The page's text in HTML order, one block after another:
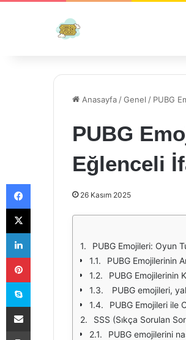
Anasayfa /Genel / PUBG
PUBG
Eğlenceli
26 Kasım 2025
PUBG Emojileri: Oyun
PUBG Emojilerinin
PUBG Emojilerinin
PUBG emojileri, yalnızca iletişim aracı olmanın ötesinde, oyun deneyimini eğlenceli hale getiren unsurlardır. İşte bu eğlenceli yanlardan bazıları: - **Yaratıcılık**: Oyuncular, emojileri farklı şekillerde kullanarak yaratıcı ifadeler geliştirebilirler. Bu, oyun sırasında eğlenceli bir atmosfer yaratır. - **İletişimde Hız**: Emojiler, metin mesajlarına göre daha hızlı bir iletişim sağlar. Bu, özellikle savaş anlarında kritik öneme sahiptir. - **Topluluk Oluşturma**: Emojiler, oyuncular arasında bir bağ kurar ve topluluk duygusunu pekiştirir. Aynı
PUBG Emojileri ile
SSS (Sıkça Sorulan
PUBG emojilerini
Facebook
X
LinkedIn
Pinterest
Skype
E-Posta ile paylaş